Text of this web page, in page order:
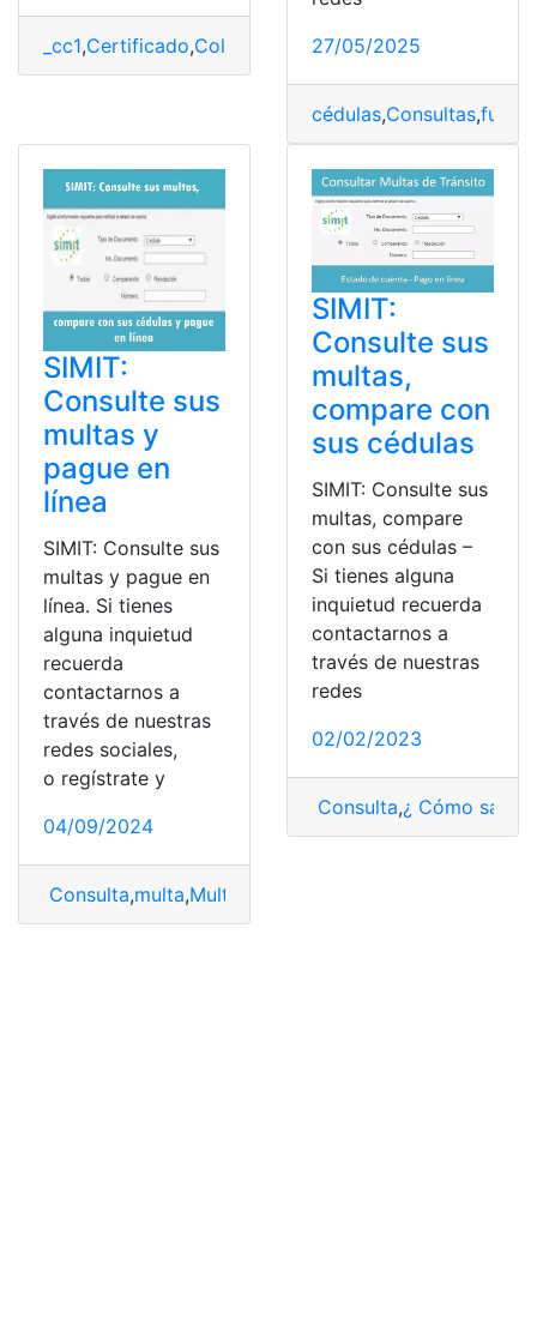
_cc1,Certificado,Colombia Descargar,SIMIT
27/05/2025
cédulas,Consultas,
SIMIT:
Consulte sus
multas y
pague en
línea
SIMIT: Consulte sus
multas y pague en
línea. Si tienes
alguna inquietud
recuerda
contactarnos a
través de nuestras
redes sociales,
o regístrate y
04/09/2024
Consulta,multa,Multas
SIMIT:
Consulte sus
multas,
compare con
sus cédulas
SIMIT: Consulte sus
multas, compare
con sus cédulas –
Si tienes alguna
inquietud recuerda
contactarnos a
través de nuestras
redes
02/02/2023
Consulta,¿ Cómo